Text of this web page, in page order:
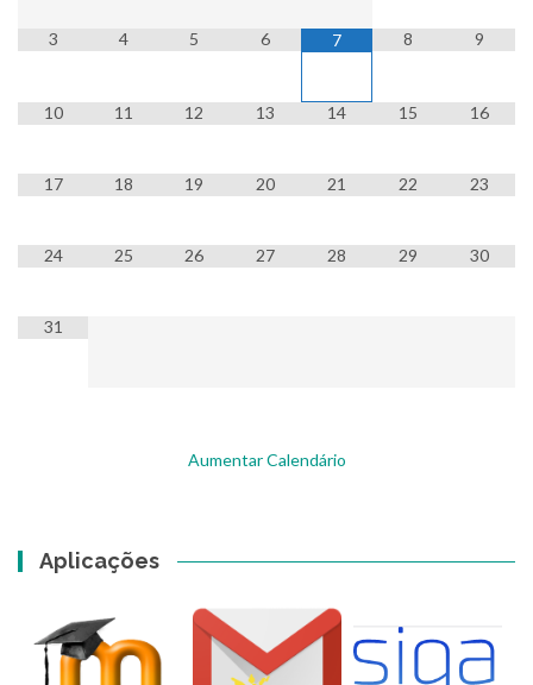
3 4 5 6 7 8 9
10 11 12 13 14 15 16
17 18 19 20 21 22 23
24 25 26 27 28 29 30
31
Aumentar Calendário
Aplicações